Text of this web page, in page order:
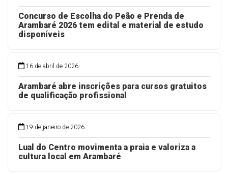
Concurso de Escolha do Peão e Prenda de
Arambaré 2026 tem edital e material de estudo
disponíveis
16 de abril de 2026
Arambaré abre inscrições para cursos gratuitos
de qualificação profissional
19 de janeiro de 2026
Lual do Centro movimenta a praia e valoriza a
cultura local em Arambaré